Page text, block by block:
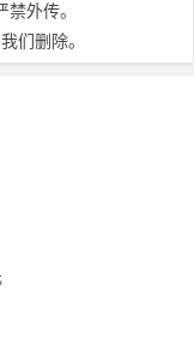
外传。
们删除。